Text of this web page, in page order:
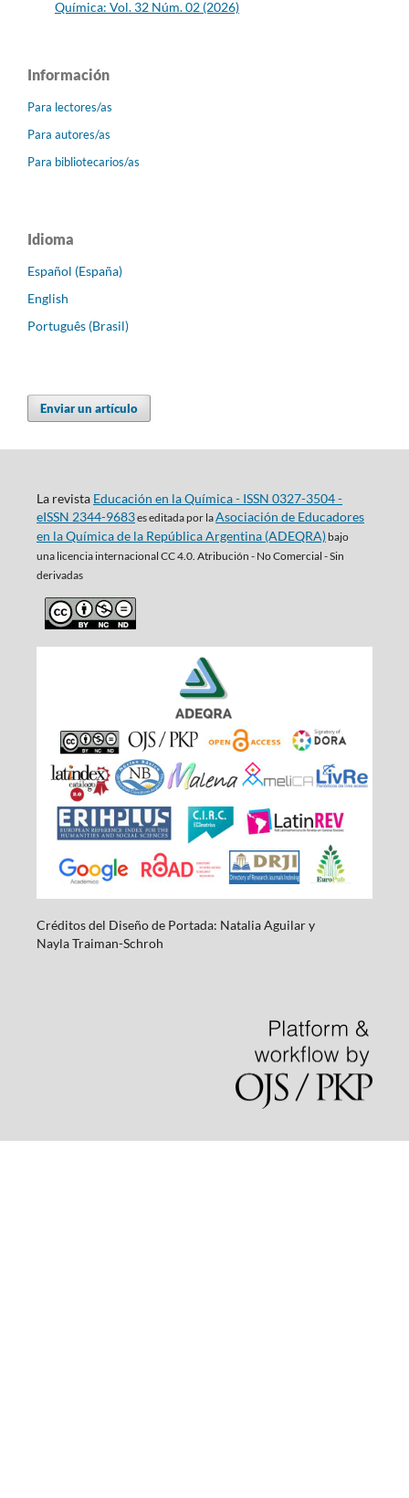
Química: Vol. 32 Núm. 02 (2026)
Información
Para lectores/as
Para autores/as
Para bibliotecarios/as
Idioma
Español (España)
English
Português (Brasil)
Enviar un artículo
La revista Educación en la Química - ISSN 0327-3504 -
eISSN 2344-9683es editada por laAsociación de Educadores
en la Química de la República Argentina (ADEQRA)bajo
una licencia internacional CC 4.0. Atribución - No Comercial - Sin
derivadas
Créditos del Diseño de Portada: Natalia Aguilar y
NaylaTraiman-Schroh